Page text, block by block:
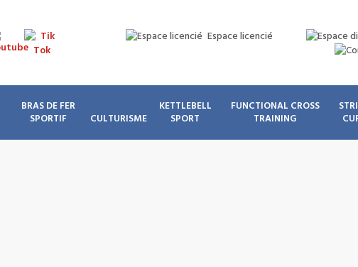
Espace licencié
BRAS DE FER
SPORTIF
CULTURISME
KETTLEBELL
SPORT
FUNCTIONAL CROSS
TRAINING